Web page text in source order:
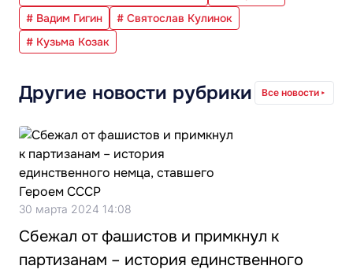
# Вадим Гигин
# Святослав Кулинок
# Кузьма Козак
Другие новости рубрики Все новости
30 марта 2024 14:08
Сбежал от фашистов и примкнул к
партизанам – история единственного